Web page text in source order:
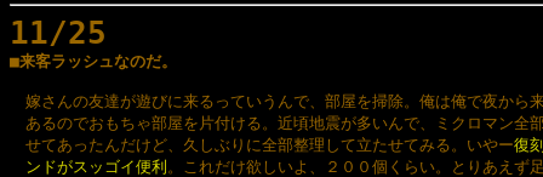
11/25
■来客ラッシュなのだ。
嫁さんの友達が遊びに来るっていうんで、部屋を掃除。俺は俺で夜から
あるのでおもちゃ部屋を片付ける。近頃地震が多いんで、ミクロマン全
せてあったんだけど、久しぶりに全部整理して立たせてみる。いやー復
ンドがスッゴイ便利 。これだけ欲しいよ、２００個くらい。とりあえず